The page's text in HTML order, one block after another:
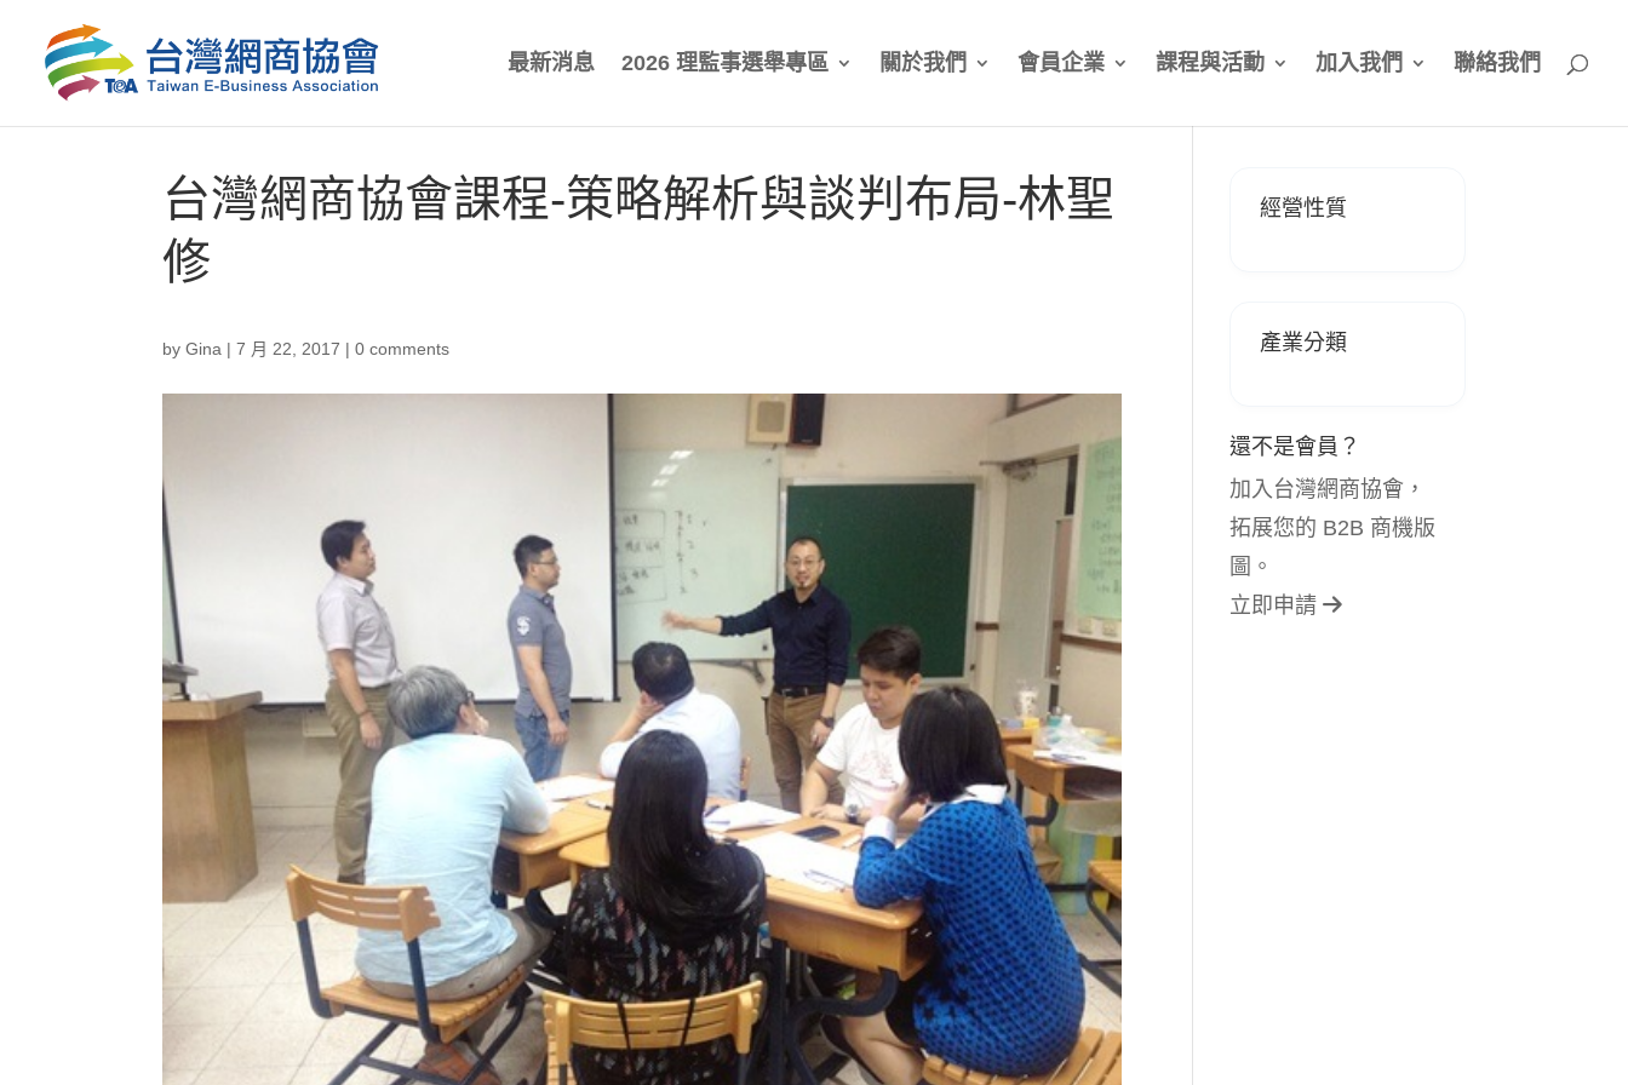
最新消息 2026 理監事選舉專區 關於我們 會員企業 課程與活動 加入我們 聯絡我們
台灣網商協會課程-策略解析與談判布局-林聖
修
byGina |7 月 22, 2017 |0 comments
經營性質
產業分類
還不是會員？
加入台灣網商協會，
拓展您的 B2B 商機版
圖。
立即申請